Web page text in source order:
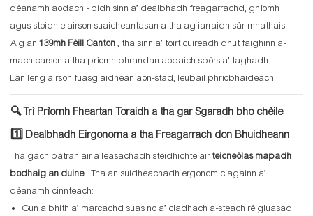
dèanamh aodach - bidh sinn a’ dealbhadh freagarrachd, gnìomh
agus stoidhle airson suaicheantasan a tha ag iarraidh sàr-mhathais.
Aig an139mh Fèill Canton, tha sinn a’ toirt cuireadh dhut faighinn a-
mach carson a tha prìomh bhrandan aodaich spòrs a’ taghadh
LanTeng airson fuasglaidhean aon-stad, leubail phrìobhaideach.
🔍 Trì Prìomh Fheartan Toraidh a tha gar Sgaradh bho chèile
1️⃣ Dealbhadh Eirgonoma a tha Freagarrach don Bhuidheann
Tha gach pàtran air a leasachadh stèidhichte airteicneòlas mapadh
bodhaig an duine. Tha an suidheachadh ergonomic againn a’
dèanamh cinnteach:
Gun a bhith a’ marcachd suas no a’ cladhach a-steach rè gluasad